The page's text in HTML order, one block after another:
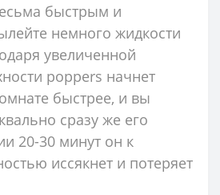
быстрым и
немного жидкости
увеличенной
poppers начнет
быстрее, и вы
сразу же его
20-30 минут он к
иссякнет и потеряет